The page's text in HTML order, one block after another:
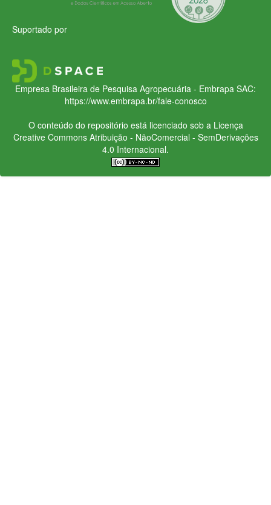
Suportado por
Empresa Brasileira de Pesquisa Agropecuária - Embrapa SAC:
https://www.embrapa.br/fale-conosco
O conteúdo do repositório está licenciado sob a Licença
Creative CommonsAtribuição - NãoComercial - SemDerivações
4.0 Internacional.